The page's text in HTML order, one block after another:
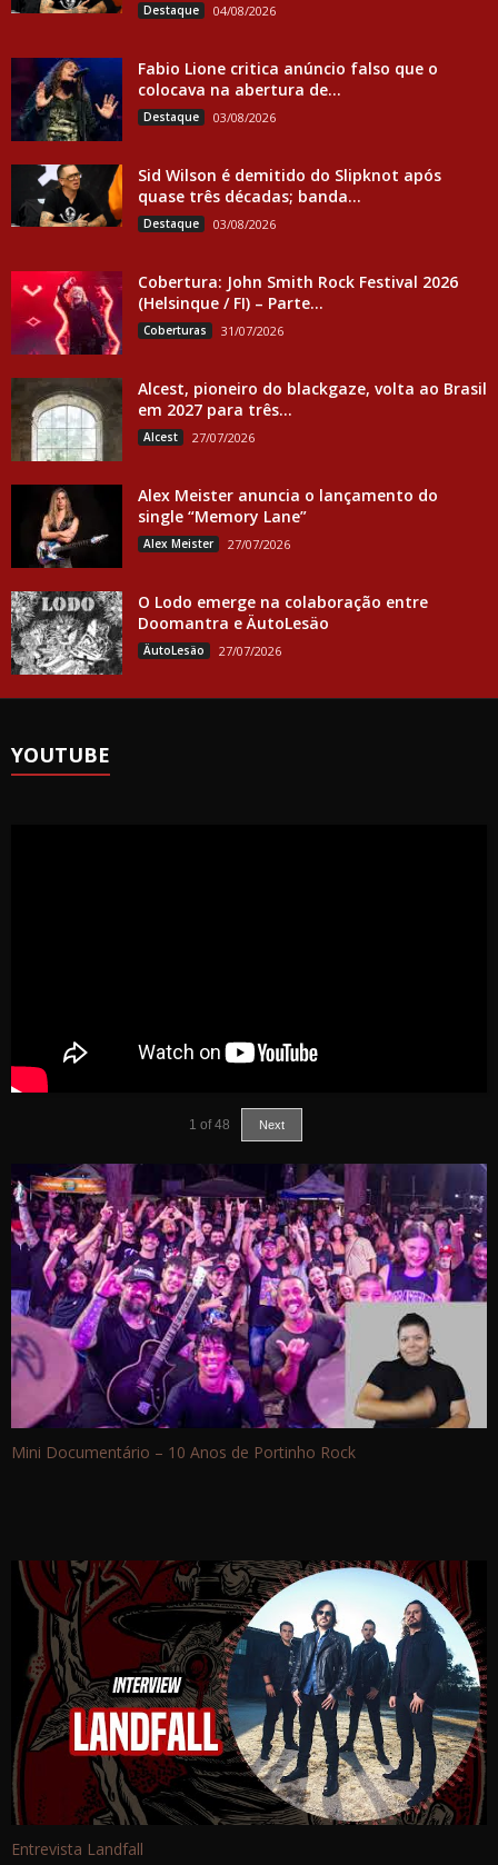
Destaque 04/08/2026
Fabio Lione critica anúncio falso que o
colocava na abertura de...
Destaque 03/08/2026
Sid Wilson é demitido do Slipknot após
quase três décadas; banda...
Destaque 03/08/2026
Cobertura: John Smith Rock Festival 2026
(Helsinque / FI) – Parte...
Coberturas 31/07/2026
Alcest, pioneiro do blackgaze, volta ao Brasil
em 2027 para três...
Alcest 27/07/2026
Alex Meister anuncia o lançamento do
single “Memory Lane”
Alex Meister 27/07/2026
O Lodo emerge na colaboração entre
Doomantra e ÄutoLesäo
ÄutoLesäo 27/07/2026
YOUTUBE
1 of 48 Next
Mini Documentário – 10 Anos de Portinho Rock
Entrevista Landfall